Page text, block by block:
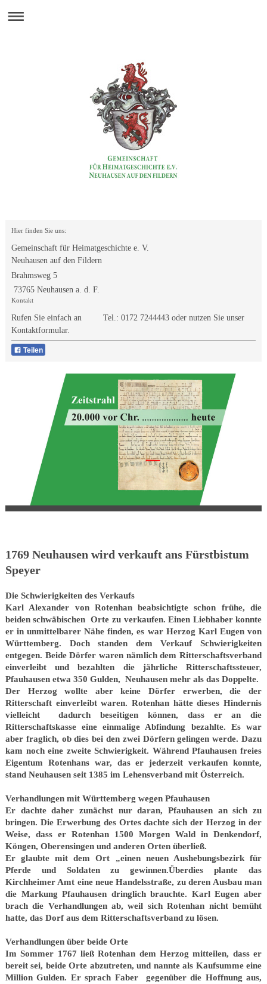
Hier finden Sie uns:
Gemeinschaft für Heimatgeschichte e. V.
Neuhausen auf den Fildern
Brahmsweg 5
73765 Neuhausen a. d. F.
Kontakt
Rufen Sie einfach an Tel.: 0172 7244443oder nutzen Sie unser
Kontaktformular.
Teilen
1769 Neuhausen wird verkauft ans Fürstbistum
Speyer
Die Schwierigkeiten des Verkaufs
Karl Alexander von Rotenhan beabsichtigte schon frühe, die
beiden schwäbischen Orte zu verkaufen. Einen Liebhaber konnte
er in unmittelbarer Nähe finden, es war Herzog Karl Eugen von
Württemberg. Doch standen dem Verkauf Schwierigkeiten
entgegen. Beide Dörfer waren nämlich dem Ritterschaftsverband
einverleibt und bezahlten die jährliche Ritterschaftssteuer,
Pfauhausen etwa 350 Gulden, Neuhausen mehr als das Doppelte.
Der Herzog wollte aber keine Dörfer erwerben, die der
Ritterschaft einverleibt waren. Rotenhan hätte dieses Hindernis
vielleicht dadurch beseitigen können, dass er an die
Ritterschaftskasse eine einmalige Abfindung bezahlte. Es war
aber fraglich, ob dies bei den zwei Dörfern gelingen werde. Dazu
kam noch eine zweite Schwierigkeit. Während Pfauhausen freies
Eigentum Rotenhans war, das er jederzeit verkaufen konnte,
stand Neuhausen seit 1385 im Lehensverband mit Österreich.
Verhandlungen mit Württemberg wegen Pfauhausen
Er dachte daher zunächst nur daran, Pfauhausen an sich zu
bringen. Die Erwerbung des Ortes dachte sich der Herzog in der
Weise, dass er Rotenhan 1500 Morgen Wald in Denkendorf,
Köngen, Oberensingen und anderen Orten überließ.
Er glaubte mit dem Ort „einen neuen Aushebungsbezirk für
Pferde und Soldaten zu gewinnen.Überdies plante das
Kirchheimer Amt eine neue Handelsstraße, zu deren Ausbau man
die Markung Pfauhausen dringlich brauchte. Karl Eugen aber
brach die Verhandlungen ab, weil sich Rotenhan nicht bemüht
hatte, das Dorf aus dem Ritterschaftsverband zu lösen.
Verhandlungen über beide Orte
Im Sommer 1767 ließ Rotenhan dem Herzog mitteilen, dass er
bereit sei, beide Orte abzutreten, und nannte als Kaufsumme eine
Million Gulden. Er sprach Faber gegenüber die Hoffnung aus,